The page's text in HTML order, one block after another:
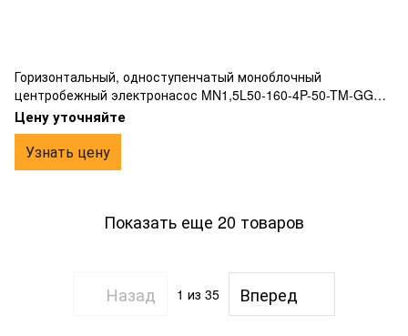
Горизонтальный, одноступенчатый моноблочный
центробежный электронасос MN1,5L50-160-4P-50-TM-GG
соответствующий нормам EN733 жесткой соединительной
муфтой для крепления к электродвигателю
Цену уточняйте
Узнать цену
Показать еще 20 товаров
Назад 1 из 35 Вперед